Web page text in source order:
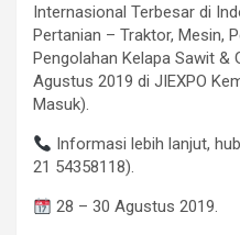
Internasional Terbesar di
Pertanian – Traktor, Mesin,
Pengolahan Kelapa Sawit &
Agustus 2019 di JIEXPO
Masuk).
Informasi lebih lanjut,
21 54358118).
28 – 30 Agustus 2019.